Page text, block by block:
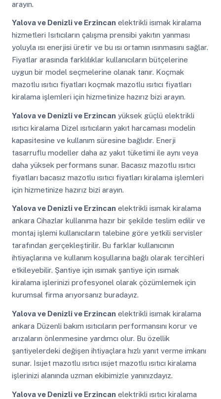
arayın.
Yalova ve Denizli ve Erzincanelektrikli isımak kiralama
hizmetleri Isıtıcıların çalışma prensibi yakıtın yanması
yoluyla ısı enerjisi üretir ve bu ısı ortamın ısınmasını sağlar.
Fiyatlar arasında farklılıklar kullanıcıların bütçelerine
uygun bir model seçmelerine olanak tanır. Koçmak
mazotlu ısıtıcı fiyatları koçmak mazotlu ısıtıcı fiyatları
kiralama işlemleri için hizmetinize hazırız bizi arayın.
Yalova ve Denizli ve Erzincanyüksek güçlü elektrikli
ısıtıcı kiralama Dizel ısıtıcıların yakıt harcaması modelin
kapasitesine ve kullanım süresine bağlıdır. Enerji
tasarruflu modeller daha az yakıt tüketimi ile aynı veya
daha yüksek performans sunar. Bacasız mazotlu ısıtıcı
fiyatları bacasız mazotlu ısıtıcı fiyatları kiralama işlemleri
için hizmetinize hazırız bizi arayın.
Yalova ve Denizli ve Erzincanelektrikli isımak kiralama
ankara Cihazlar kullanıma hazır bir şekilde teslim edilir ve
montaj işlemi kullanıcıların talebine göre yetkili servisler
tarafından gerçekleştirilir. Bu farklar kullanıcının
ihtiyaçlarına ve kullanım koşullarına bağlı olarak tercihleri
etkileyebilir. Şantiye için ısımak şantiye için ısımak
kiralama işlerinizi profesyonel olarak çözümlemek için
kurumsal firma arıyorsanız buradayız.
Yalova ve Denizli ve Erzincanelektrikli isımak kiralama
ankara Düzenli bakım ısıtıcıların performansını korur ve
arızaların önlenmesine yardımcı olur. Bu özellik
şantiyelerdeki değişen ihtiyaçlara hızlı yanıt verme imkanı
sunar. Isıjet mazotlu ısıtıcı ısıjet mazotlu ısıtıcı kiralama
işlerinizi alanında uzman ekibimizle yanınızdayız.
Yalova ve Denizli ve Erzincanelektrikli ısıtıcı kiralama